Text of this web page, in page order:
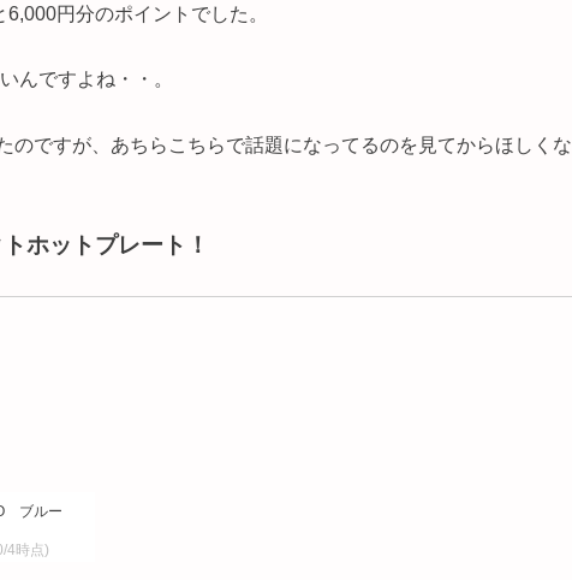
円分のポイントでした。
んですよね・・。
のですが、あちらこちらで話題になってるのを見てからほしくな
ホットプレート！
ブルー
4時点)